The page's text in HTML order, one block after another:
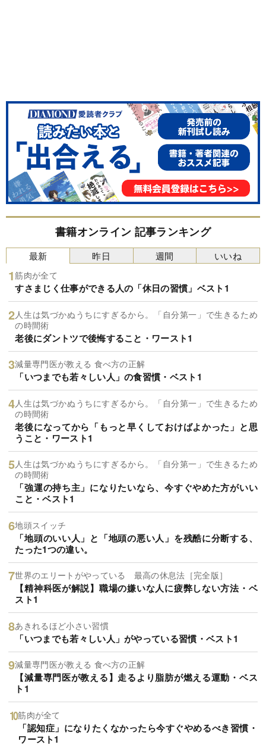
書籍オンライン 記事ランキング
最新
筋肉が全て
すさまじく仕事ができる人の「休日の習慣」ベスト1
人生は気づかぬうちにすぎるから。「自分第一」で生きるため
の時間術
老後にダントツで後悔すること・ワースト1
減量専門医が教える 食べ方の正解
「いつまでも若々しい人」の食習慣・ベスト1
人生は気づかぬうちにすぎるから。「自分第一」で生きるため
の時間術
老後になってから「もっと早くしておけばよかった」と思
うこと・ワースト1
人生は気づかぬうちにすぎるから。「自分第一」で生きるため
の時間術
「強運の持ち主」になりたいなら、今すぐやめた方がいい
こと・ベスト1
地頭スイッチ
「地頭のいい人」と「地頭の悪い人」を残酷に分断する、
たった1つの違い。
世界のエリートがやっている 最高の休息法［完全版］
【精神科医が解説】職場の嫌いな人に疲弊しない方法・ベ
スト1
あきれるほど小さい習慣
「いつまでも若々しい人」がやっている習慣・ベスト1
減量専門医が教える 食べ方の正解
【減量専門医が教える】走るより脂肪が燃える運動・ベス
ト1
筋肉が全て
「認知症」になりたくなかったら今すぐやめるべき習慣・
ワースト1
昨日 週間 いいね